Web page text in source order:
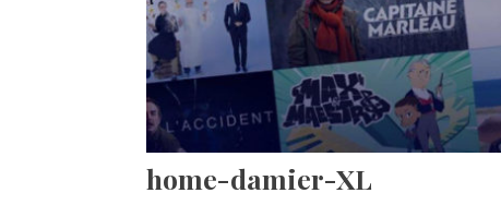
home-damier-XL